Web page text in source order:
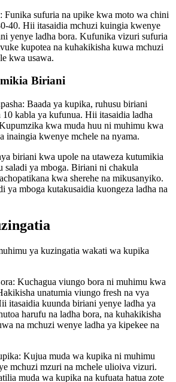
sufuria na upike kwa moto wa chini
40. Hii itasaidia mchuzi kuingia kwenye
yenye ladha bora. Kufunika vizuri sufuria
kupotea na kuhakikisha kuwa mchuzi
kwa usawa.
Biriani
Baada ya kupika, ruhusu biriani
kabla ya kufunua. Hii itasaidia ladha
kwa muda huu ni muhimu kwa
inaingia kwenye mchele na nyama.
biriani kwa upole na utaweza kutumikia
saladi ya mboga. Biriani ni chakula
kwa sherehe na mikusanyiko.
ya mboga kutakusaidia kuongeza ladha na
ya kuzingatia wakati wa kupika
Kuchagua viungo bora ni muhimu kwa
unatumia viungo fresh na vya
itasaidia kuunda biriani yenye ladha ya
harufu na ladha bora, na kuhakikisha
na mchuzi wenye ladha ya kipekee na
Kujua muda wa kupika ni muhimu
mchuzi mzuri na mchele ulioiva vizuri.
muda wa kupika na kufuata hatua zote